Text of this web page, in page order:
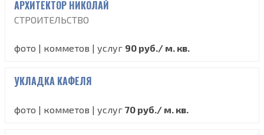
АРХИТЕКТОР НИКОЛАЙ
СТРОИТЕЛЬСТВО
фото | комметов | услуг 90 руб./ м. кв.
УКЛАДКА КАФЕЛЯ
фото | комметов | услуг 70 руб./ м. кв.